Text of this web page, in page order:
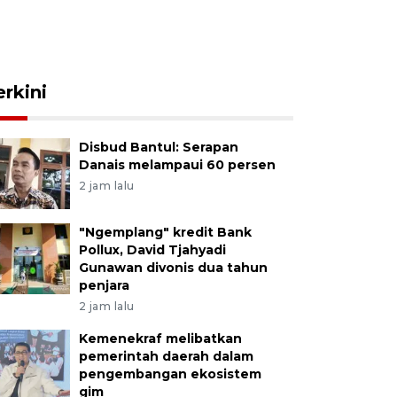
Disbud Bantul: Serapan
Danais melampaui 60 persen
2 jam lalu
"Ngemplang" kredit Bank
Pollux, David Tjahyadi
Gunawan divonis dua tahun
penjara
2 jam lalu
Kemenekraf melibatkan
pemerintah daerah dalam
pengembangan ekosistem
gim